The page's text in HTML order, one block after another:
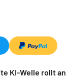
KI-Welle rollt an